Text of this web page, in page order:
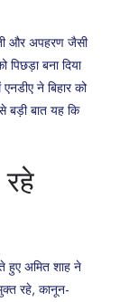
और अपहरण जैसी
बना दिया
ने बिहार को
बड़ी बात यह कि
हुए अमित शाह ने
रहे, कानून-